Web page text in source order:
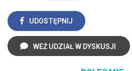
UDOSTĘPNIJ
WEŹ UDZIAŁ W DYSKUSJI